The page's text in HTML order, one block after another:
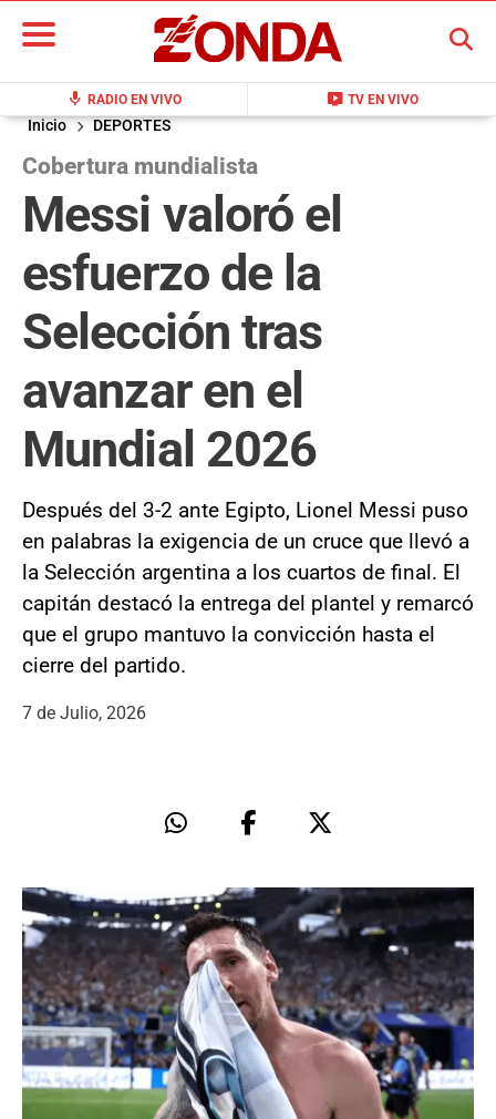
mic RADIO EN VIVO live_tv TV EN VIVO
BUSCAR
Inicio DEPORTES
Cobertura mundialista
Messi valoró el
esfuerzo de la
Selección tras
avanzar en el
Mundial 2026
Después del 3-2 ante Egipto, Lionel Messi puso
en palabras la exigencia de un cruce que llevó a
la Selección argentina a los cuartos de final. El
capitán destacó la entrega del plantel y remarcó
que el grupo mantuvo la convicción hasta el
cierre del partido.
7 de Julio, 2026